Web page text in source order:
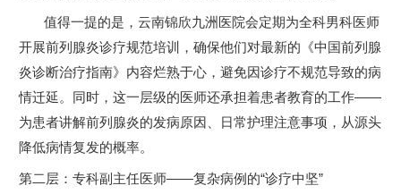
值得一提的是，云南锦欣九洲医院会定期为全科男科医师
开展前列腺炎诊疗规范培训，确保他们对最新的《中国前列腺
炎诊断治疗指南》内容烂熟于心，避免因诊疗不规范导致的病
情迁延。同时，这一层级的医师还承担着患者教育的工作——
为患者讲解前列腺炎的发病原因、日常护理注意事项，从源头
降低病情复发的概率。
第二层：专科副主任医师——复杂病例的“诊疗中坚”